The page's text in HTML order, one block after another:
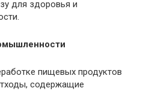
для здоровья и
пищевых продуктов
содержащие